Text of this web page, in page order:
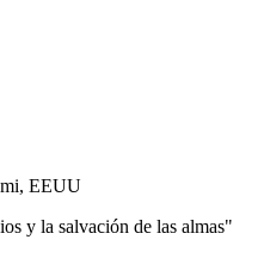
y la salvación de las almas"